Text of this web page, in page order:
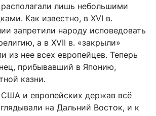
лишь небольшими
Как известно, в XVI в.
запретили народу исповедовать
а в XVII в. «закрыли»
из нее всех европейцев. Теперь
прибывавший в Японию,
казни.
США и европейских держав всё
на Дальний Восток, и к